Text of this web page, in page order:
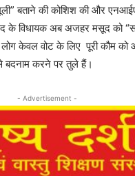
बताने की कोशिश की और एनआईए
के विधायक अब अजहर मसूद को
केवल वोट के लिए पूरी कौम को
बदनाम करने पर तुले हैं।
- Advertisement -